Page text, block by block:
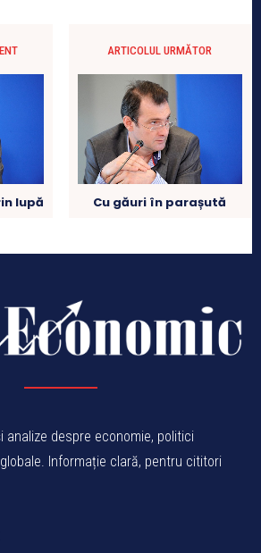
lupă
ARTICOLUL URMĂTOR
Cu găuri în parașută
analize despre economie, politici
Informație clară, pentru cititori